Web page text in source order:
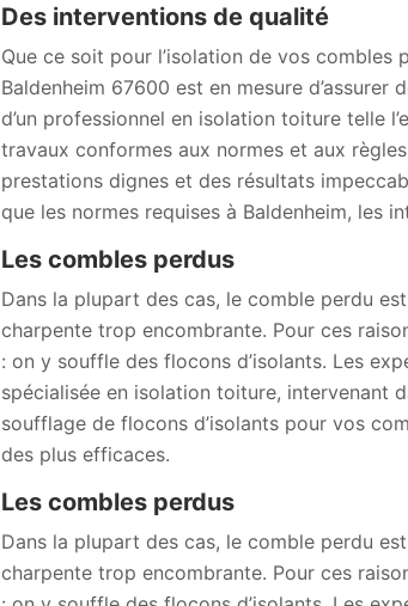
Des interventions de qualité
Que ce soit pour l’isolation de vos combles
Baldenheim 67600 est en mesure
d’un professionnel en isolation toiture telle
travaux conformes aux normes et aux
prestations dignes et des résultats
que les normes requises à Baldenheim, les
Les combles perdus
Dans la plupart des cas, le comble perdu
charpente trop encombrante. Pour ces
: on y souffle des flocons d’isolants. Les
spécialisée en isolation toiture, intervenant
soufflage de flocons d’isolants pour vos
des plus efficaces.
Les combles perdus
Dans la plupart des cas, le comble perdu
charpente trop encombrante. Pour ces